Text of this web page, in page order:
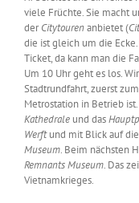
viele Früchte. Sie macht
derCitytourenanbietet (
die ist gleich um die
Ticket, da kann man die
Um 10 Uhr geht es los.
Stadtrundfahrt, zuerst zum
Metrostation in Betrieb
Kathedraleund das
Werftund mit Blick auf die
Museum. Beim nächsten
Remnants Museum. Das
Vietnamkrieges.